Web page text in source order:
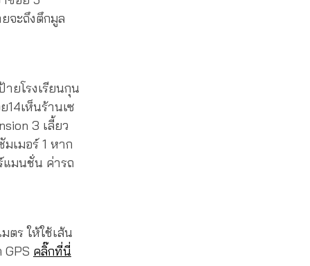
จะถึงตึกมูล
ยโรงเรียนกุน
14เห็นร้านเซ
3 เลี้ยว
เมอร์ 1 หาก
แมนชั่น ค่ารถ
ตร ให้ใช้เส้น
คลิ๊กที่นี่